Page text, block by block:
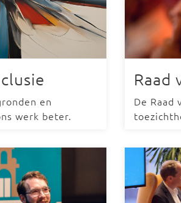
en
werk beter.
Raad
De Raad